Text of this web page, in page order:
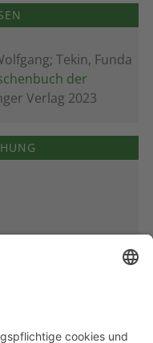
Tekin, Funda
der
Verlag 2023